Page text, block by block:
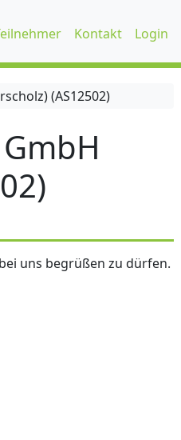
Kontakt Login
(AS12502)
uns begrüßen zu dürfen.